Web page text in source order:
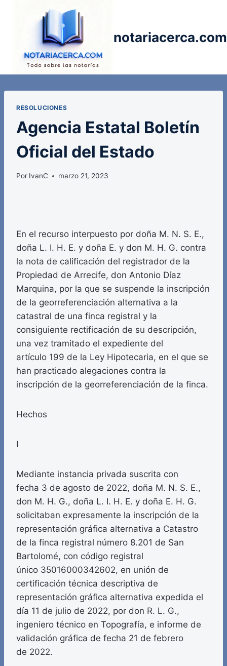
notariacerca.com
RESOLUCIONES
Agencia Estatal Boletín
Oficial del Estado
Por IvanC marzo 21, 2023
En el recurso interpuesto por doña M. N. S. E.,
doña L. I. H. E. y doña E. y don M. H. G. contra
la nota de calificación del registrador de la
Propiedad de Arrecife, don Antonio Díaz
Marquina, por la que se suspende la inscripción
de la georreferenciación alternativa a la
catastral de una finca registral y la
consiguiente rectificación de su descripción,
una vez tramitado el expediente del
artículo 199 de la Ley Hipotecaria, en el que se
han practicado alegaciones contra la
inscripción de la georreferenciación de la finca.
Hechos
I
Mediante instancia privada suscrita con
fecha 3 de agosto de 2022, doña M. N. S. E.,
don M. H. G., doña L. I. H. E. y doña E. H. G.
solicitaban expresamente la inscripción de la
representación gráfica alternativa a Catastro
de la finca registral número 8.201 de San
Bartolomé, con código registral
único 35016000342602, en unión de
certificación técnica descriptiva de
representación gráfica alternativa expedida el
día 11 de julio de 2022, por don R. L. G.,
ingeniero técnico en Topografía, e informe de
validación gráfica de fecha 21 de febrero
de 2022.